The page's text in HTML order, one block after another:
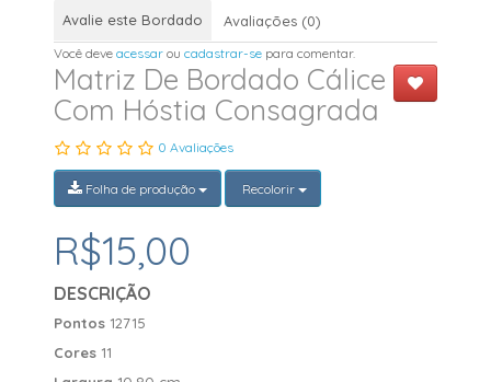
Avalie este Bordado Avaliações (0)
Você deveacessar oucadastrar-se para comentar.
Matriz De Bordado Cálice
Com Hóstia Consagrada
0 Avaliações
Folha de produção Recolorir
R$15,00
DESCRIÇÃO
Pontos 12715
Cores 11